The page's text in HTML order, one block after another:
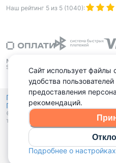
Наш рейтинг 5 из 5 (1040):
Политика
Политика обработки файлов
© 2015 - 2026, Domovita.by.
только при наличии активной
Сайт использует файлы
удобства
предоставления
рекомендаций.
Подробнее о